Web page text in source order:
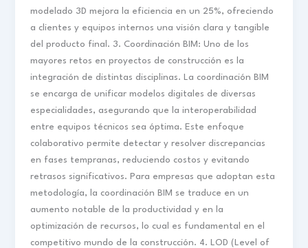
modelado 3D mejora la eficiencia en un 25%, ofreciendo
a clientes y equipos internos una visión clara y tangible
del producto final. 3. Coordinación BIM: Uno de los
mayores retos en proyectos de construcción es la
integración de distintas disciplinas. La coordinación BIM
se encarga de unificar modelos digitales de diversas
especialidades, asegurando que la interoperabilidad
entre equipos técnicos sea óptima. Este enfoque
colaborativo permite detectar y resolver discrepancias
en fases tempranas, reduciendo costos y evitando
retrasos significativos. Para empresas que adoptan esta
metodología, la coordinación BIM se traduce en un
aumento notable de la productividad y en la
optimización de recursos, lo cual es fundamental en el
competitivo mundo de la construcción. 4. LOD (Level of